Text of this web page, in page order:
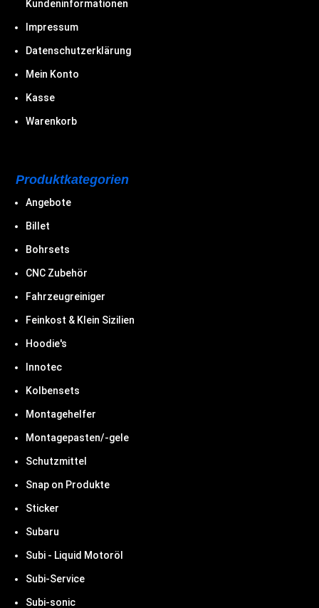
Kundeninformationen
Impressum
Datenschutzerklärung
Mein Konto
Kasse
Warenkorb
Produktkategorien
Angebote
Billet
Bohrsets
CNC Zubehör
Fahrzeugreiniger
Feinkost & Klein Sizilien
Hoodie's
Innotec
Kolbensets
Montagehelfer
Montagepasten/-gele
Schutzmittel
Snap on Produkte
Sticker
Subaru
Subi - Liquid Motoröl
Subi-Service
Subi-sonic